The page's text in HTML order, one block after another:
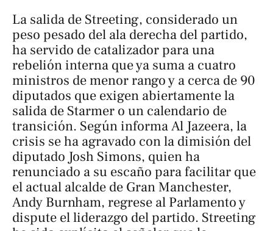
La salida de Streeting, considerado un
peso pesado del ala derecha del partido,
ha servido de catalizador para una
rebelión interna que ya suma a cuatro
ministros de menor rango y a cerca de 90
diputados que exigen abiertamente la
salida de Starmer o un calendario de
transición. Según informaAl Jazeera, la
crisis se ha agravado con la dimisión del
diputado Josh Simons, quien ha
renunciado a su escaño para facilitar que
el actual alcalde de Gran Manchester,
Andy Burnham, regrese al Parlamento y
dispute el liderazgo del partido. Streeting